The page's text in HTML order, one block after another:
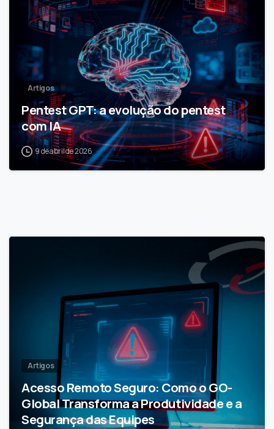
Artigos
Pentest GPT: a evolução do pentest
com IA
9 de abril de 2026
Artigos
Acesso Remoto Seguro: Como o GO-
Global Transforma a Produtividade e a
Segurança das Equipes